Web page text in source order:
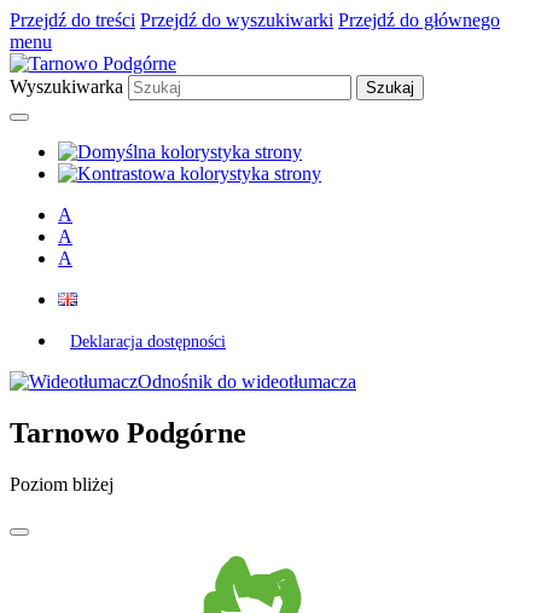
Przejdź do treści Przejdź do wyszukiwarki Przejdź do głównego
menu
Wyszukiwarka
A
A
A
Deklaracja dostępności
Odnośnik do wideotłumacza
Tarnowo Podgórne
Poziom bliżej